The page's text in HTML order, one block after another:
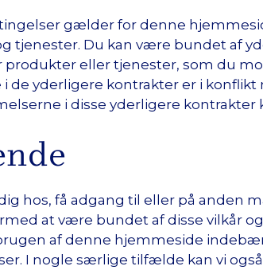
gælder for denne
tjenester. Du kan være bundet af
produkter eller tjenester, som du
de yderligere kontrakter er i
i disse yderligere kontrakter
hos, få adgang til eller på anden
at være bundet af disse vilkår
af denne hjemmeside
I nogle særlige tilfælde kan vi